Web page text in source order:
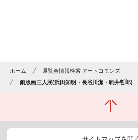
ホーム
展覧会情報検索 アートコモンズ
銅版画三人展(浜田知明・長谷川潔・駒井哲郎)